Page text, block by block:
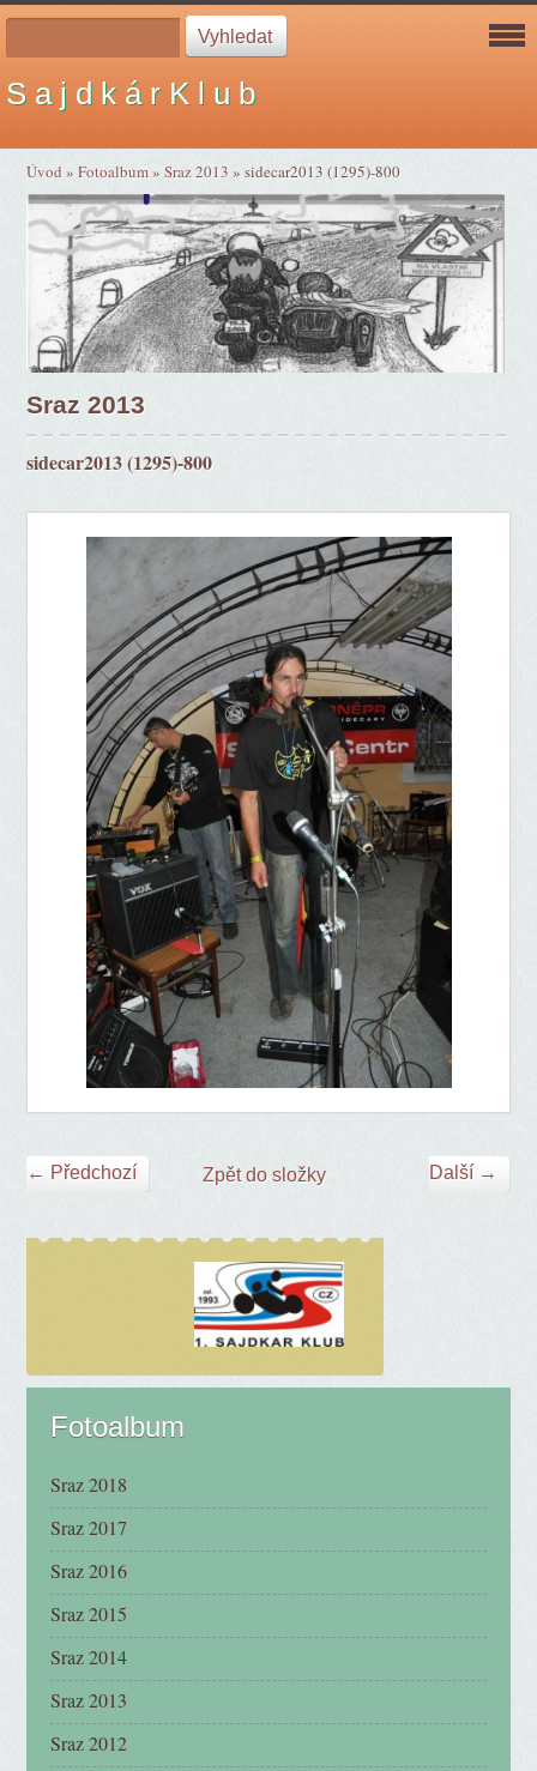
S a j d k á r K l u b
Úvod »Fotoalbum»Sraz 2013 »sidecar2013 (1295)-800
Sraz 2013
sidecar2013 (1295)-800
← Předchozí Další →
Zpět do složky
Fotoalbum
Sraz 2018
Sraz 2017
Sraz 2016
Sraz 2015
Sraz 2014
Sraz 2013
Sraz 2012